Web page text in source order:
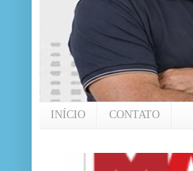
INÍCIO CONTATO